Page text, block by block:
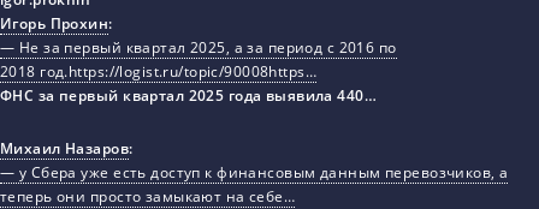
Игорь Прохин:
— Не за первый квартал 2025, а за период с 2016 по
2018 год.https://logist.ru/topic/90008https…
ФНС за первый квартал 2025 года выявила 440…
Михаил Назаров:
— у Сбера уже есть доступ к финансовым данным перевозчиков, а
теперь они просто замыкают на себе…